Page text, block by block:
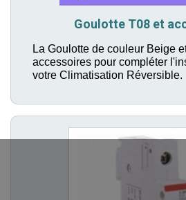
Goulotte T08 et
La Goulotte de couleur Beige
accessoires pour compléter
votre Climatisation Réversible.